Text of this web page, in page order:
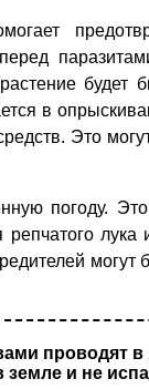
будет
в
Это
погоду.
репчатого
могут
проводят в
и не